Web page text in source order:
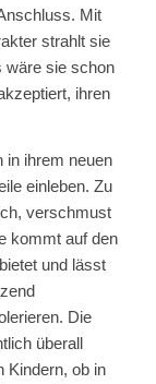
Mit
strahlt sie
wäre sie schon
ihren
in ihrem neuen
einleben. Zu
verschmust
kommt auf den
und lässt
Die
überall
Kindern, ob in